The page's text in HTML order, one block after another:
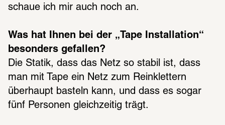
schaue ich mir auch noch an.
Was hat Ihnen bei der „Tape Installation“
besonders gefallen?
Die Statik, dass das Netz so stabil ist, dass
man mit Tape ein Netz zum Reinklettern
überhaupt basteln kann, und dass es sogar
fünf Personen gleichzeitig trägt.